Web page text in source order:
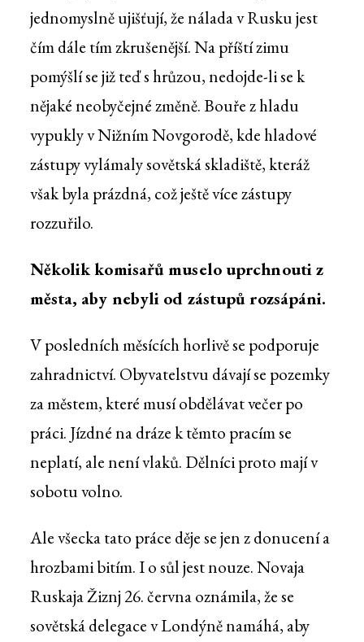
jednomyslně ujišťují, že nálada v Rusku jest
čím dále tím zkrušenější. Na příští zimu
pomýšlí se již teď s hrůzou, nedojde-li se k
nějaké neobyčejné změně. Bouře z hladu
vypukly v Nižním Novgorodě, kde hladové
zástupy vylámaly sovětská skladiště, kteráž
však byla prázdná, což ještě více zástupy
rozzuřilo.
Několik komisařů muselo uprchnouti z
města, aby nebyli od zástupů rozsápáni.
V posledních měsících horlivě se podporuje
zahradnictví. Obyvatelstvu dávají se pozemky
za městem, které musí obdělávat večer po
práci. Jízdné na dráze k těmto pracím se
neplatí, ale není vlaků. Dělníci proto mají v
sobotu volno.
Ale všecka tato práce děje se jen z donucení a
hrozbami bitím. I o sůl jest nouze. Novaja
Ruskaja Žiznj 26. června oznámila, že se
sovětská delegace v Londýně namáhá, aby